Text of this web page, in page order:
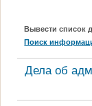
Вывести список
Поиск
Дела об